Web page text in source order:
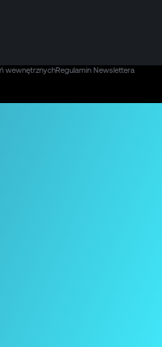
wewnętrznychRegulamin Newslettera